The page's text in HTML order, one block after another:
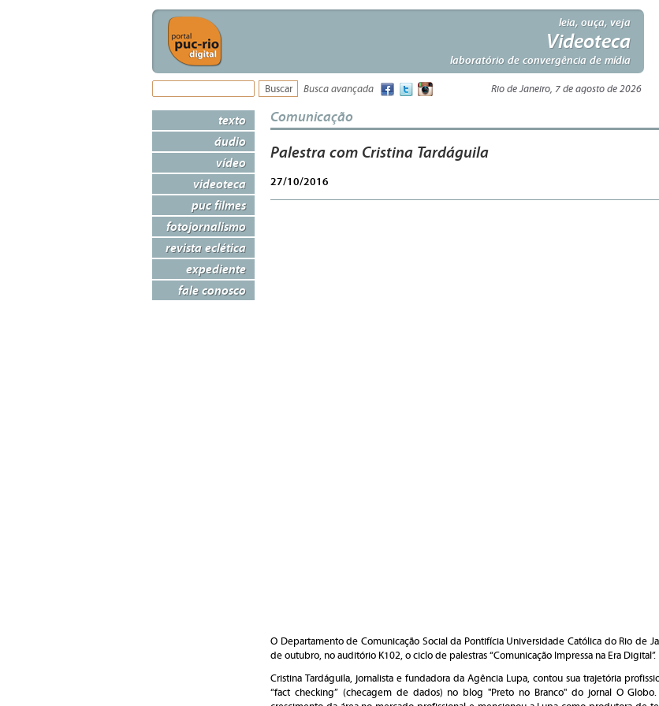
leia, ouça, veja
Videoteca
laboratório de convergência de mídia
Busca avançada Rio de Janeiro, 7 de agosto de 2026
texto
áudio
vídeo
videoteca
puc filmes
fotojornalismo
revista eclética
expediente
fale conosco
Comunicação
Palestra com Cristina Tardáguila
27/10/2016
O Departamento de Comunicação Social da Pontifícia Universidade Católica do Rio de
de outubro, no auditório K102, o ciclo de palestras “Comunicação Impressa na Era Digital”.
Cristina Tardáguila, jornalista e fundadora da Agência Lupa, contou sua trajetória
“fact checking” (checagem de dados) no blog "Preto no Branco" do jornal O Globo